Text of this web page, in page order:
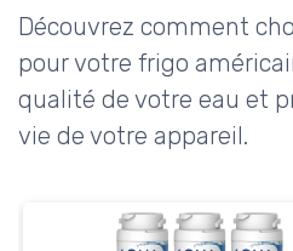
Découvrez comment
pour votre frigo
qualité de votre eau et
vie de votre appareil.